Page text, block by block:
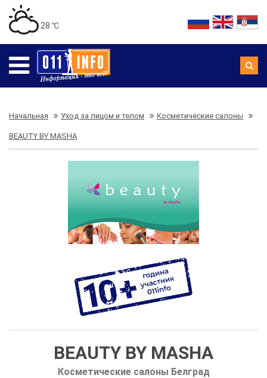
28 ℃
Начальная Уход за лицом и телом Косметические салоны
BEAUTY BY MASHA
BEAUTY BY MASHA
Косметические салоны Белград